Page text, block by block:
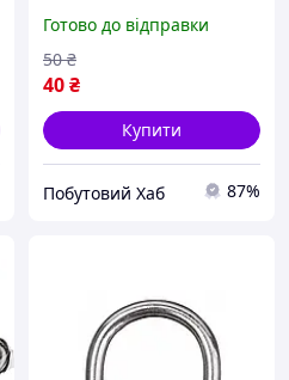
Готово до відправки
40₴
50 ₴
Купити
Побутовий Хаб 87%